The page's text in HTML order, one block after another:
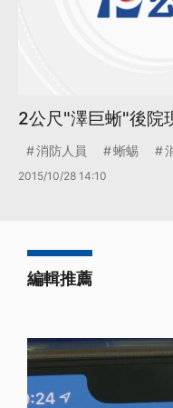
2公尺"澤巨蜥"後院
消防人員 蜥蜴
2015/10/28 14:10
編輯推薦